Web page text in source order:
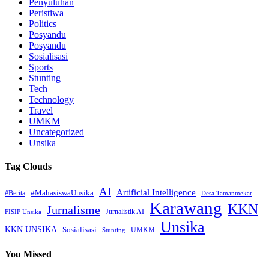
Penyuluhan
Peristiwa
Politics
Posyandu
Posyandu
Sosialisasi
Sports
Stunting
Tech
Technology
Travel
UMKM
Uncategorized
Unsika
Tag Clouds
#Berita #MahasiswaUnsika AI Artificial Intelligence Desa Tamanmekar
FISIP Unsika Jurnalisme Jurnalistik AI Karawang KKN
KKN UNSIKA Sosialisasi Stunting UMKM Unsika
You Missed